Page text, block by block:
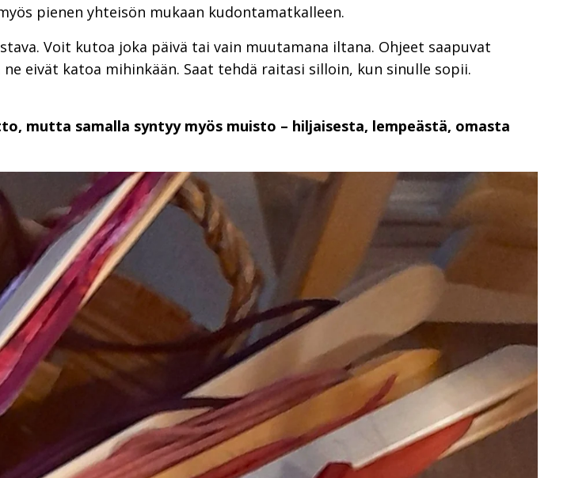
pienen yhteisön mukaan kudontamatkalleen.
Voit kutoa joka päivä tai vain muutamana iltana. Ohjeet saapuvat
eivät katoa mihinkään. Saat tehdä raitasi silloin, kun sinulle sopii.
mutta samalla syntyy myös muisto – hiljaisesta, lempeästä, omasta